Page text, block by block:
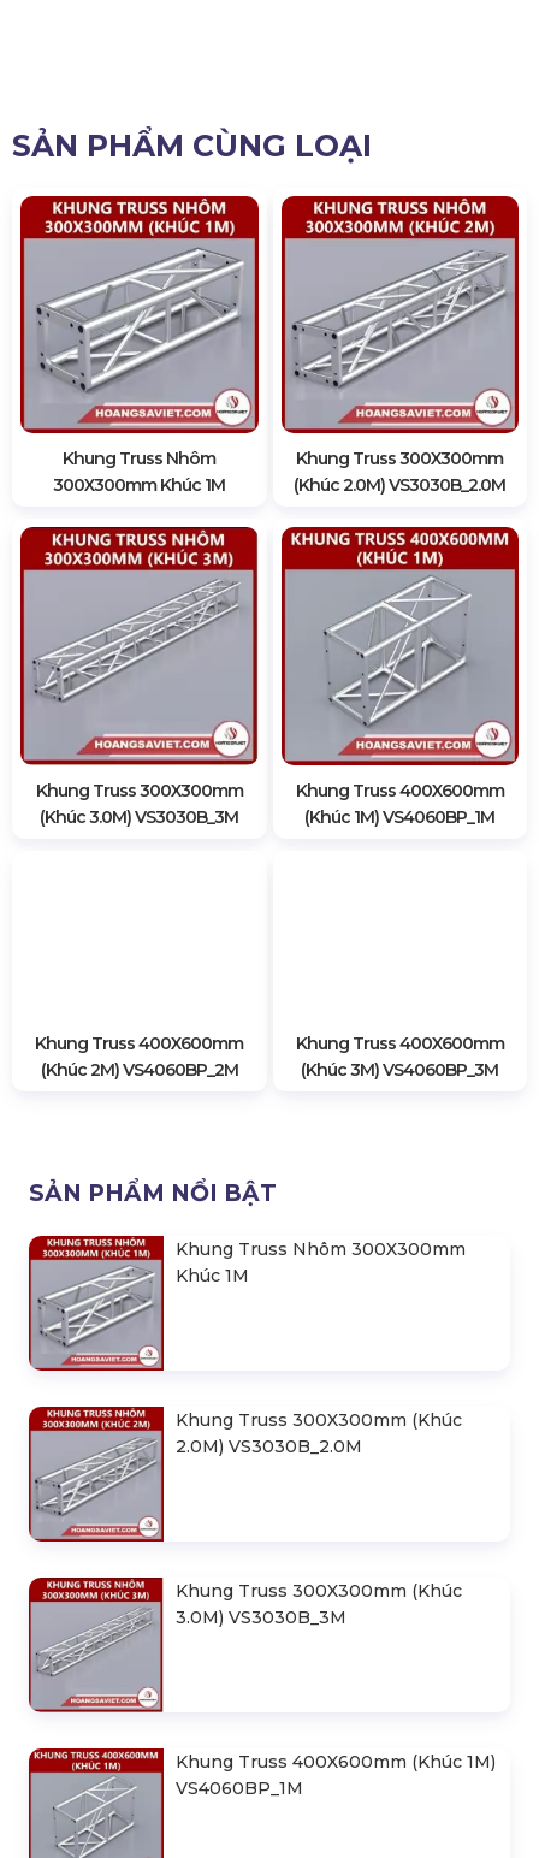
SẢN PHẨM CÙNG LOẠI
Khung Truss Nhôm
300X300mm Khúc 1M
Khung Truss 300X300mm
(Khúc 2.0M) VS3030B_2.0M
Khung Truss 300X300mm
(Khúc 3.0M) VS3030B_3M
Khung Truss 400X600mm
(Khúc 1M) VS4060BP_1M
Khung Truss 400X600mm
(Khúc 2M) VS4060BP_2M
Khung Truss 400X600mm
(Khúc 3M) VS4060BP_3M
SẢN PHẨM NỔI BẬT
Khung Truss Nhôm 300X300mm
Khúc 1M
Khung Truss 300X300mm (Khúc
2.0M) VS3030B_2.0M
Khung Truss 300X300mm (Khúc
3.0M) VS3030B_3M
Khung Truss 400X600mm (Khúc 1M)
VS4060BP_1M